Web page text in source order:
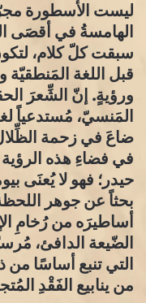
​ليست الأسطورة
الهامسةُ في أقصَى
سبقت كلّ كلام،
قبل اللغة
ورؤيةٍ. إنّ الشِّعرَ
المَنسيّ، مُستدعياً
ضاعَ في زحمة
​في فضاءِ هذه
حيدر؛ فهو لا يُعنَى
بحثاً عن جوهر
أساطيرَه من رُخامِ
الضّيعة الدافئ،
التي تنبع أساسًا
من ينابيع الفَقْدِ